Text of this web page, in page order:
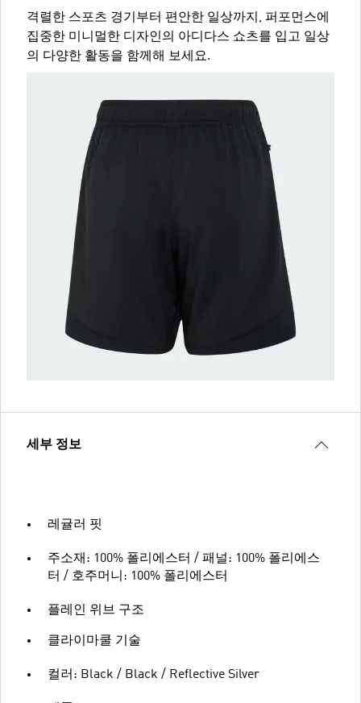
격렬한 스포츠 경기부터 편안한 일상까지, 퍼포먼스에
집중한 미니멀한 디자인의 아디다스 쇼츠를 입고 일상
의 다양한 활동을 함께해 보세요.
세부 정보
레귤러 핏
주소재: 100% 폴리에스터 / 패널: 100% 폴리에스
터 / 호주머니: 100% 폴리에스터
플레인 위브 구조
클라이마쿨 기술
컬러: Black / Black / Reflective Silver